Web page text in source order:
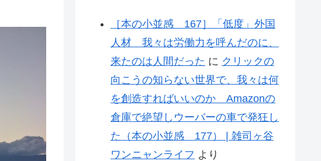
［本の小並感 167］「低度」外国
人材 我々は労働力を呼んだのに、
来たのは人間だった に クリックの
向こうの知らない世界で、我々は何
を創造すればいいのか Amazonの
倉庫で絶望しウーバーの車で発狂し
た（本の小並感 177） | 雑司ヶ谷
ワンニャンライフ より